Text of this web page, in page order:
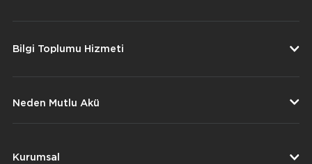
Bilgi Toplumu Hizmeti
Neden Mutlu Akü
Kurumsal